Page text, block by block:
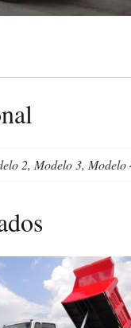
2, Modelo 3,